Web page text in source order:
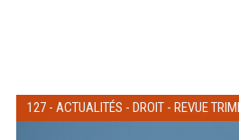
127- ACTUALITÉS - DROIT- REVUE